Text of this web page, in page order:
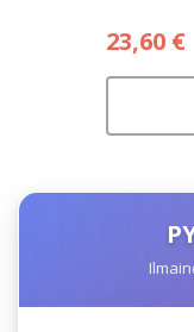
23,60 €